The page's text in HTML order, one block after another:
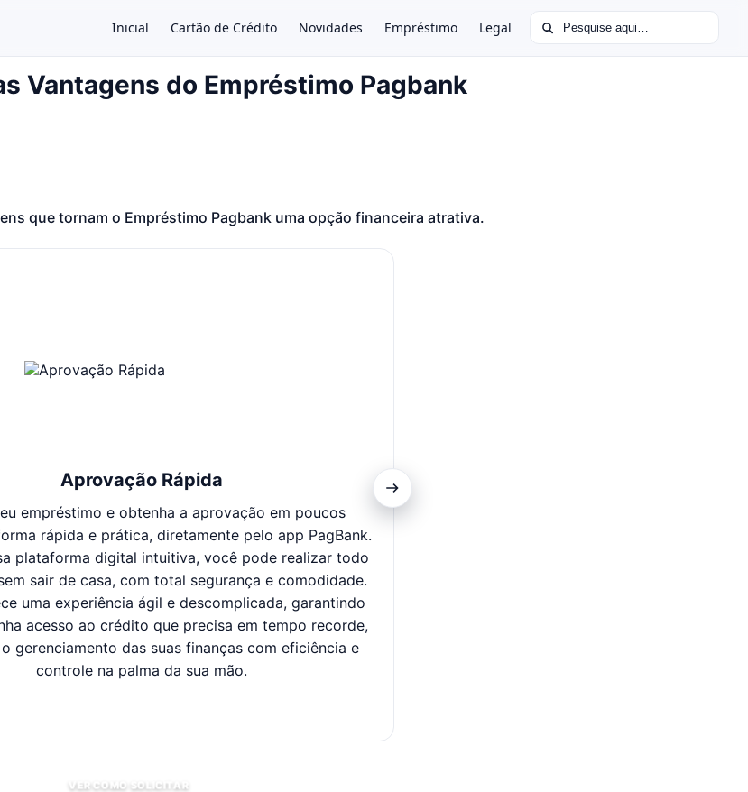
Inicial Cartão de Crédito Novidades Empréstimo Legal Buscar por:
Vantagens do Empréstimo Pagbank
que tornam o Empréstimo Pagbank uma opção financeira atrativa.
Aprovação Rápida
empréstimo e obtenha a aprovação em poucos
rápida e prática, diretamente pelo app PagBank.
plataforma digital intuitiva, você pode realizar todo
sair de casa, com total segurança e comodidade.
uma experiência ágil e descomplicada, garantindo
acesso ao crédito que precisa em tempo recorde,
gerenciamento das suas finanças com eficiência e
controle na palma da sua mão.
As parcelas do seu empréstimo são debitadas
VER COMO SOLICITAR